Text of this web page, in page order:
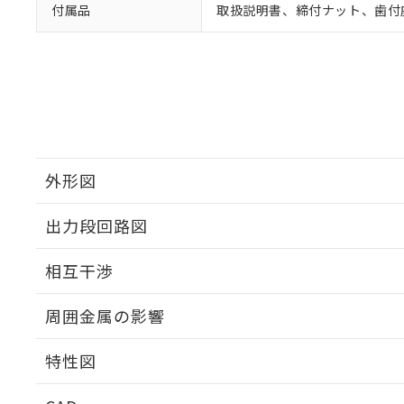
付属品 取扱説明書、締付ナット、歯付
外形図
出力段回路図
相互干渉
周囲金属の影響
特性図